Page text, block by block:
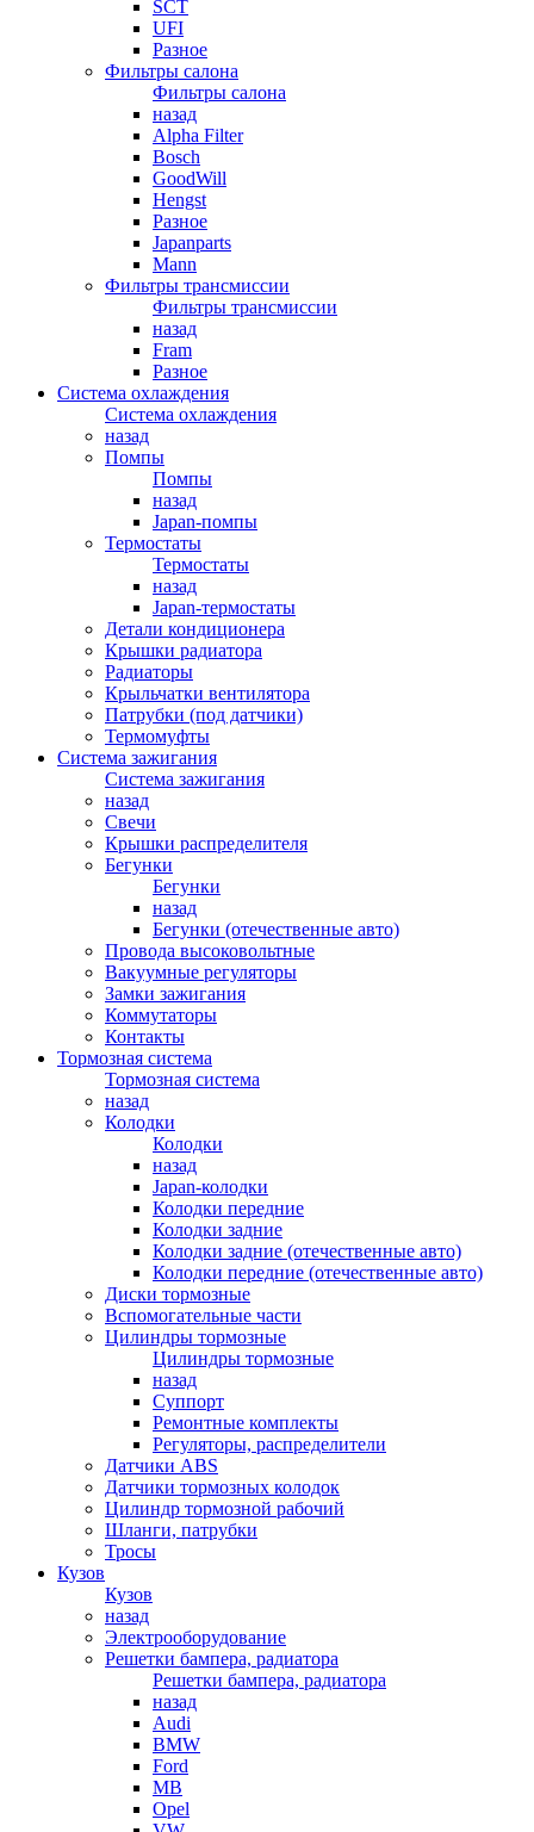
SCT
UFI
Разное
Фильтры салона
Фильтры салона
назад
Alpha Filter
Bosch
GoodWill
Hengst
Разное
Japanparts
Mann
Фильтры трансмиссии
Фильтры трансмиссии
назад
Fram
Разное
Система охлаждения
Система охлаждения
назад
Помпы
Помпы
назад
Japan-помпы
Термостаты
Термостаты
назад
Japan-термостаты
Детали кондиционера
Крышки радиатора
Радиаторы
Крыльчатки вентилятора
Патрубки (под датчики)
Термомуфты
Система зажигания
Система зажигания
назад
Свечи
Крышки распределителя
Бегунки
Бегунки
назад
Бегунки (отечественные авто)
Провода высоковольтные
Вакуумные регуляторы
Замки зажигания
Коммутаторы
Контакты
Тормозная система
Тормозная система
назад
Колодки
Колодки
назад
Japan-колодки
Колодки передние
Колодки задние
Колодки задние (отечественные авто)
Колодки передние (отечественные авто)
Диски тормозные
Вспомогательные части
Цилиндры тормозные
Цилиндры тормозные
назад
Суппорт
Ремонтные комплекты
Регуляторы, распределители
Датчики ABS
Датчики тормозных колодок
Цилиндр тормозной рабочий
Шланги, патрубки
Тросы
Кузов
Кузов
назад
Электрооборудование
Решетки бампера, радиатора
Решетки бампера, радиатора
назад
Audi
BMW
Ford
MB
Opel